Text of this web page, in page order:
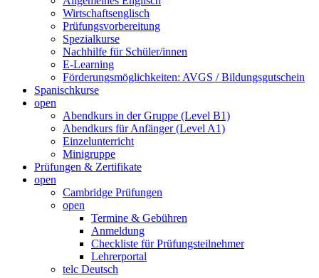
Wirtschaftsenglisch
Prüfungsvorbereitung
Spezialkurse
Nachhilfe für Schüler/innen
E-Learning
Förderungsmöglichkeiten: AVGS / Bildungsgutschein
Spanischkurse
open
Abendkurs in der Gruppe (Level B1)
Abendkurs für Anfänger (Level A1)
Einzelunterricht
Minigruppe
Prüfungen & Zertifikate
open
Cambridge Prüfungen
open
Termine & Gebühren
Anmeldung
Checkliste für Prüfungsteilnehmer
Lehrerportal
telc Deutsch